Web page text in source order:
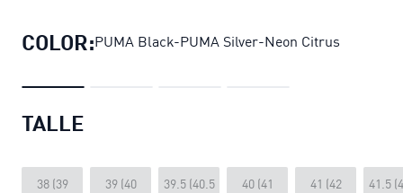
COLOR:PUMA Black-PUMA Silver-Neon Citrus
TALLE
38 (39
39 (40
39.5 (40.5
40 (41
41 (42
41.5